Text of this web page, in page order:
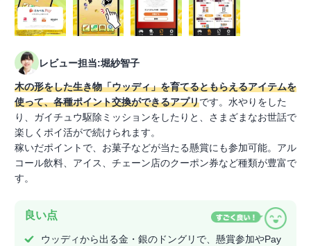
レビュー担当:堀紗智子
木の形をした生き物「ウッディ」を育てるともらえるアイテムを
使って、各種ポイント交換ができるアプリです。水やりをした
り、ガイチュウ駆除ミッションをしたりと、さまざまなお世話で
楽しくポイ活がで続けられます。
稼いだポイントで、お菓子などが当たる懸賞にも参加可能。アル
コール飲料、アイス、チェーン店のクーポン券など種類が豊富で
す。
良い点
ウッディから出る金・銀のドングリで、懸賞参加やPay